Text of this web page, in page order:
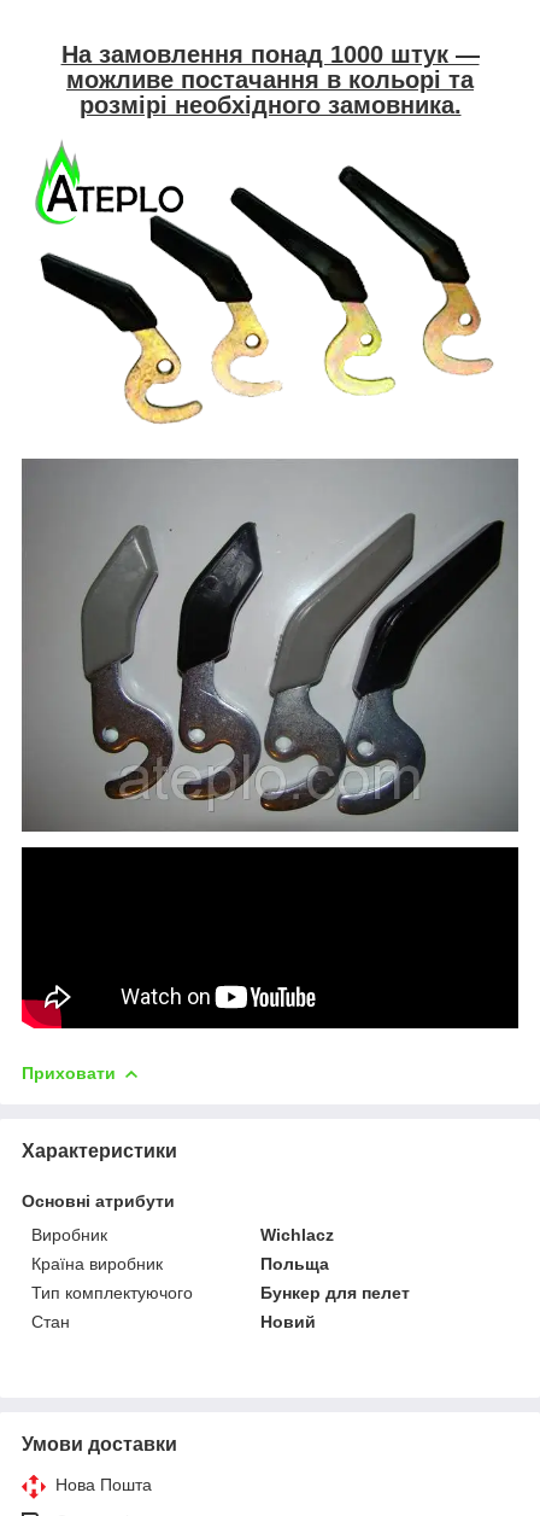
На замовлення понад 1000 штук —
можливе постачання в кольорі та
розмірі необхідного замовника.
Приховати
Характеристики
Основні атрибути
Виробник
Wichlacz
Країна виробник
Польща
Тип комплектуючого
Бункер для пелет
Стан
Новий
Умови доставки
Нова Пошта